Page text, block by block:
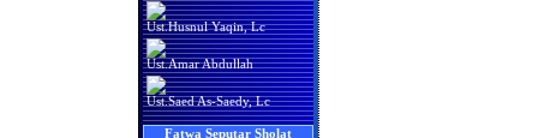
Ust.Husnul Yaqin, Lc
Ust.Amar Abdullah
Ust.Saed As-Saedy, Lc
Fatwa Seputar Sholat